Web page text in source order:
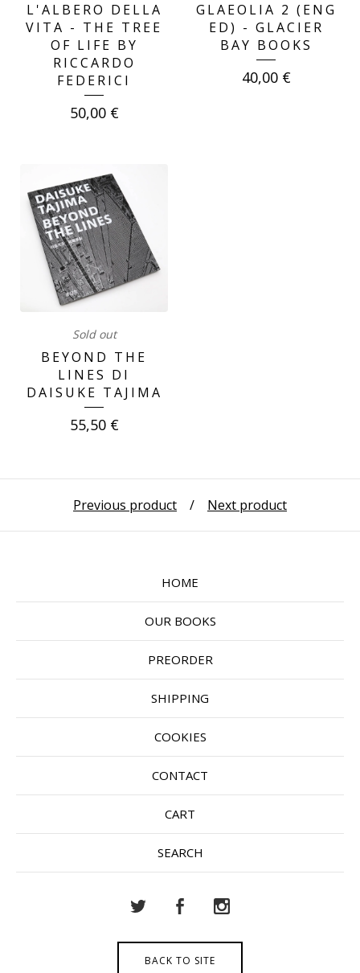
L'ALBERO DELLA
VITA - THE TREE
OF LIFE BY
RICCARDO
FEDERICI
50,00 €
GLAEOLIA 2 (ENG
ED) - GLACIER
BAY BOOKS
40,00 €
Sold out
BEYOND THE
LINES DI
DAISUKE TAJIMA
55,50 €
Previous product Next product
HOME
OUR BOOKS
PREORDER
SHIPPING
COOKIES
CONTACT
CART
SEARCH
BACK TO SITE